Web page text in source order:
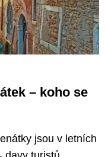
– koho se
jsou v letních